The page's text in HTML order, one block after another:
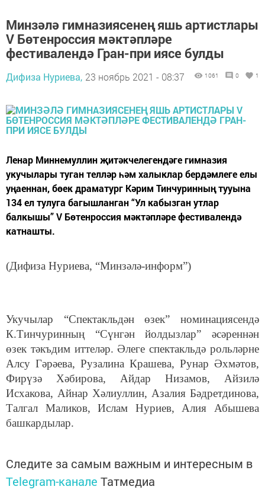
Минзәлә гимназиясенең яшь артистлары
V Бөтенроссия мәктәпләре
фестивалендә Гран-при иясе булды
Дифиза Нуриева, 23 ноябрь 2021 - 08:37 1061 0 1
Ленар Миннемуллин җитәкчелегендәге гимназия
укучылары туган телләр һәм халыклар бердәмлеге елы
уңаеннан, бөек драматург Кәрим Тинчуринның тууына
134 ел тулуга багышланган “Ул кабызган утлар
балкышы” V Бөтенроссия мәктәпләре фестивалендә
катнашты.
(Дифиза Нуриева, “Минзәлә-информ”)
Укучылар “Спектакльдән өзек” номинациясендә
К.Тинчуринның “Сүнгән йолдызлар” әсәреннән
өзек тәкъдим иттеләр. Әлеге спектакльдә рольләрне
Алсу Гәрәева, Рузалина Крашева, Рунар Әхмәтов,
Фирүзә Хәбирова, Айдар Низамов, Айзилә
Исхакова, Айнар Хәлиуллин, Азалия Бәдретдинова,
Талгал Маликов, Ислам Нуриев, Алия Абышева
башкардылар.
Следите за самым важным и интересным в
Telegram-канале Татмедиа